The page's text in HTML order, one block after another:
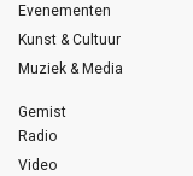
Evenementen
Kunst & Cultuur
Muziek & Media
Gemist
Radio
Video